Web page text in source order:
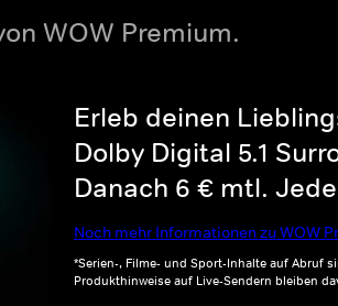
WOW Premium.
Erleb deinen
Dolby Digital 5.1
Danach 6 € mtl.
Noch mehr Informationen zu WOW
*Serien-, Filme- und Sport-Inhalte auf Abruf
Produkthinweise auf Live-Sendern bleiben